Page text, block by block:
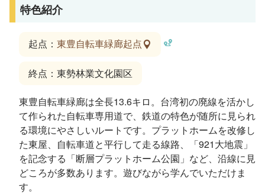
特色紹介
起点： 東豊自転車緑廊起点
終点：東勢林業文化園区
東豊自転車緑廊は全長13.6キロ。台湾初の廃線を活かし
て作られた自転車専用道で、鉄道の特色が随所に見られ
る環境にやさしいルートです。プラットホームを改修し
た東屋、自転車道と平行して走る線路、「921大地震」
を記念する「断層プラットホーム公園」など、沿線に見
どころが多数あります。遊びながら学んでいただけま
す。